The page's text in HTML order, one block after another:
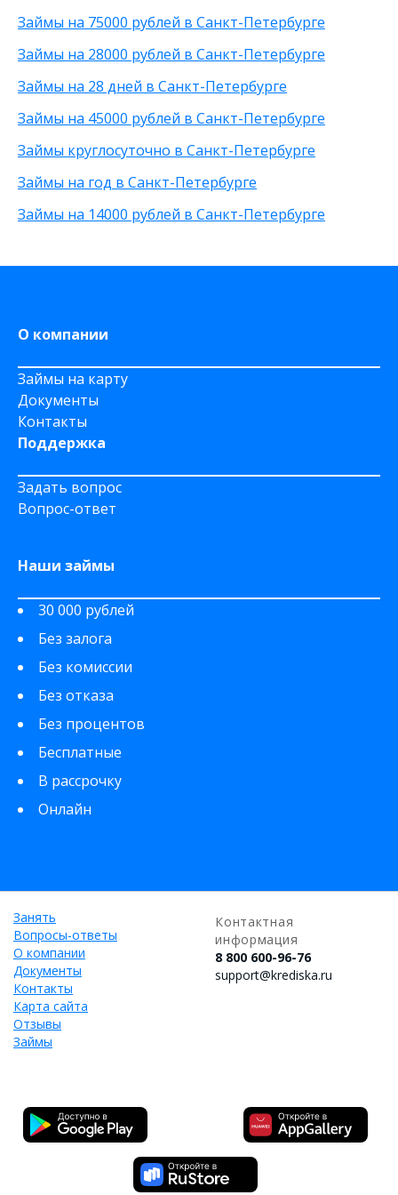
На виртуальную карту
На зарплатную карту
По телефону
Через Телеграм
На Вебмани
Через Золотую Корону
На карту круглосуточно
Не выходя из дома
С 20 лет
Через приложение
С высоким одобрением
Без справок о доходах
Без процентов
От 500 рублей
25 000 рублей
15 000 рублей
30 000 рублей
8 000 рублей
20 000 рублей
Займы на 75000 рублей в Санкт-Петербурге
Займы на 28000 рублей в Санкт-Петербурге
Займы на 28 дней в Санкт-Петербурге
Займы на 45000 рублей в Санкт-Петербурге
Займы круглосуточно в Санкт-Петербурге
Займы на год в Санкт-Петербурге
Займы на 14000 рублей в Санкт-Петербурге
О компании
Займы на карту
Документы
Контакты
Поддержка
Задать вопрос
Вопрос-ответ
Наши займы
30 000 рублей
Без залога
Без комиссии
Без отказа
Без процентов
Бесплатные
В рассрочку
Онлайн
Занять
Вопросы-ответы
О компании
Документы
Контакты
Карта сайта
Отзывы
Займы
Контактная
информация
8 800 600-96-76
support@krediska.ru